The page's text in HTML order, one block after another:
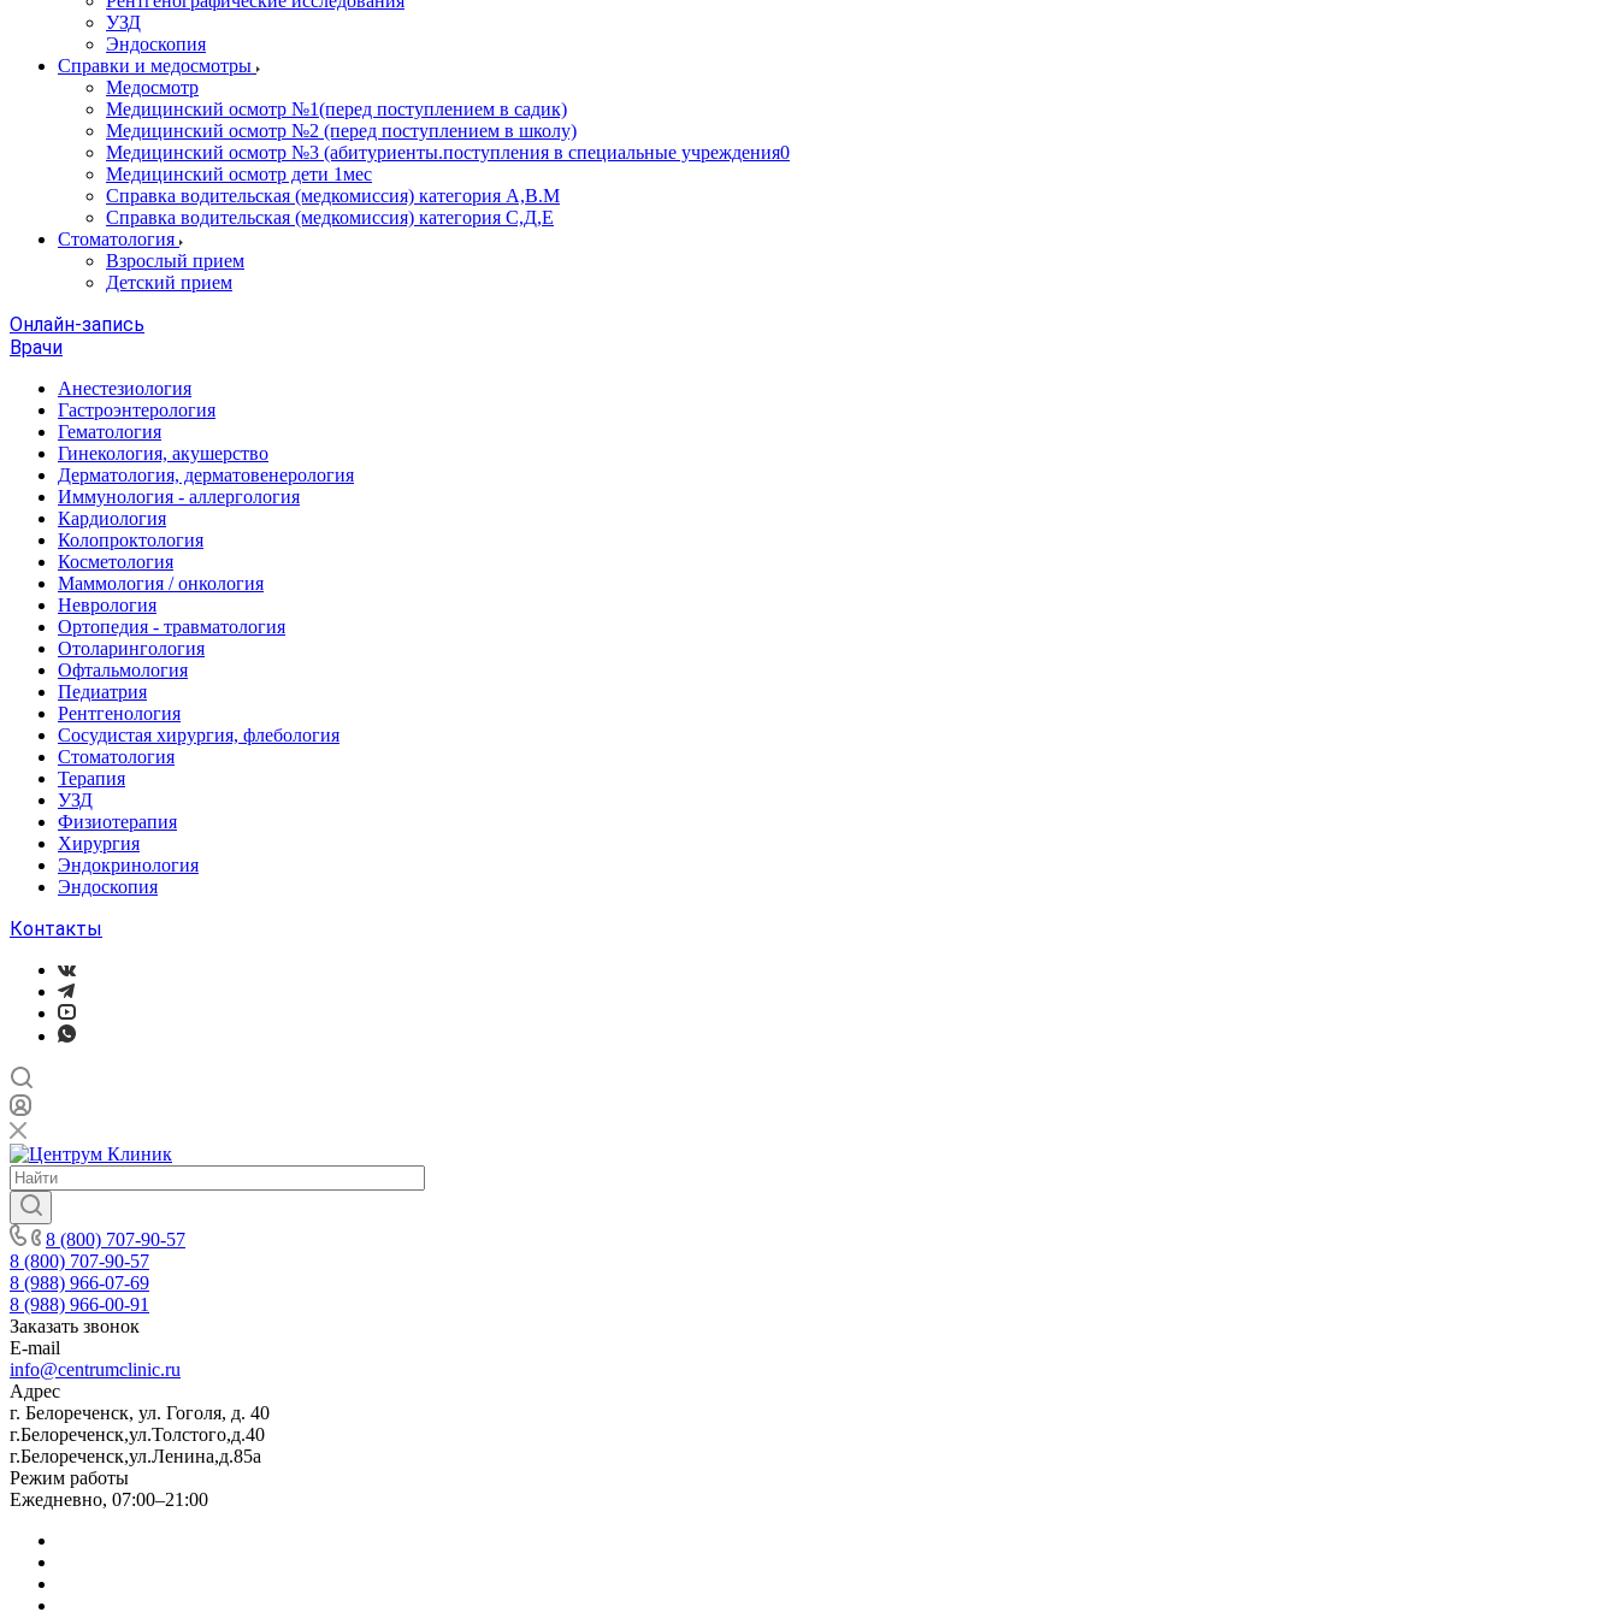
УЗД
Эндоскопия
Справки и медосмотры
Медосмотр
Медицинский осмотр №1(перед поступлением в садик)
Медицинский осмотр №2 (перед поступлением в школу)
Медицинский осмотр №3 (абитуриенты.поступления в специальные учреждения0
Медицинский осмотр дети 1мес
Справка водительская (медкомиссия) категория А,В.М
Справка водительская (медкомиссия) категория С,Д,Е
Стоматология
Взрослый прием
Детский прием
Онлайн-запись
Врачи
Анестезиология
Гастроэнтерология
Гематология
Гинекология, акушерство
Дерматология, дерматовенерология
Иммунология - аллергология
Кардиология
Колопроктология
Косметология
Маммология / онкология
Неврология
Ортопедия - травматология
Отоларингология
Офтальмология
Педиатрия
Рентгенология
Сосудистая хирургия, флебология
Стоматология
Терапия
УЗД
Физиотерапия
Хирургия
Эндокринология
Эндоскопия
Контакты
8 (800) 707-90-57
8 (800) 707-90-57
8 (988) 966-07-69
8 (988) 966-00-91
Заказать звонок
E-mail
info@centrumclinic.ru
Адрес
г. Белореченск, ул. Гоголя, д. 40
г.Белореченск,ул.Толстого,д.40
г.Белореченск,ул.Ленина,д.85а
Режим работы
Ежедневно, 07:00–21:00